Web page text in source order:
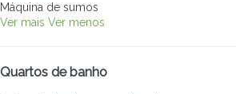
Máquina de sumos
Ver mais Ver menos
Quartos de banho